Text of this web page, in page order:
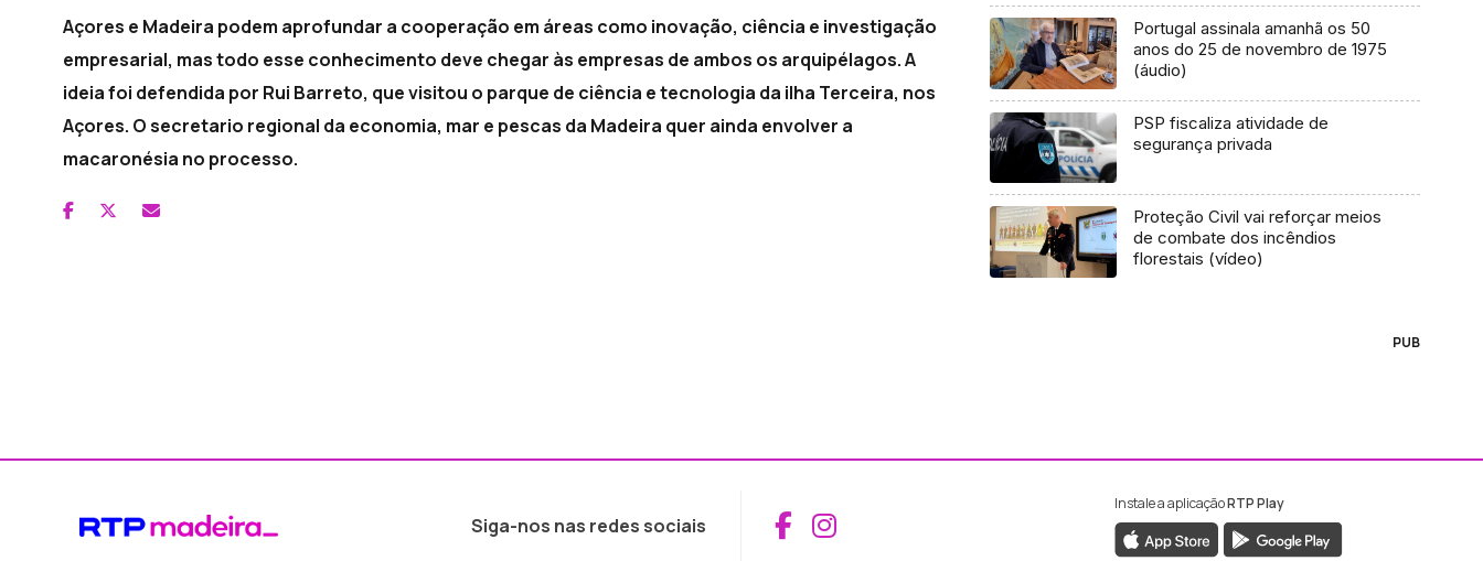
Açores e Madeira podem aprofundar a cooperação em áreas como inovação, ciência e investigação
empresarial, mas todo esse conhecimento deve chegar às empresas de ambos os arquipélagos. A
ideia foi defendida por Rui Barreto, que visitou o parque de ciência e tecnologia da ilha Terceira, nos
Açores. O secretario regional da economia, mar e pescas da Madeira quer ainda envolver a
macaronésia no processo.
Portugal assinala amanhã os 50
anos do 25 de novembro de 1975
(áudio)
PSP fiscaliza atividade de
segurança privada
Proteção Civil vai reforçar meios
de combate dos incêndios
florestais (vídeo)
PUB
Siga-nos nas redes sociais Aceder ao Facebook da RTP Madeira
Aceder ao Instagram da RTP Madeira
Instale a aplicaçãoRTP Play